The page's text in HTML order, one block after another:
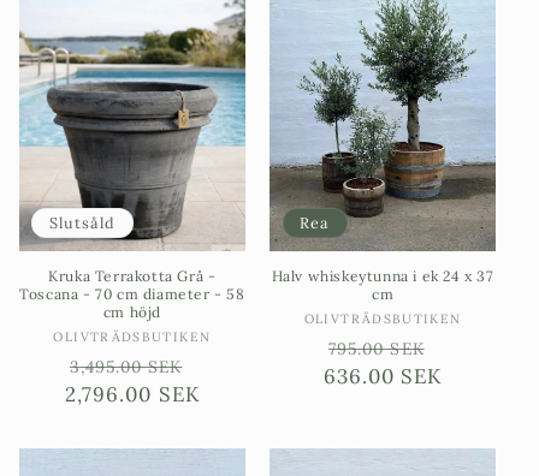
Slutsåld
Kruka Terrakotta Grå -
Toscana - 70 cm diameter - 58
cm höjd
Säljare:
OLIVTRÄDSBUTIKEN
Ordinarie
pris
3,495.00 SEK
Försäljningspris
2,796.00 SEK
Rea
Halv whiskeytunna i ek 24 x 37
cm
Säljare:
OLIVTRÄDSBUTIKEN
Ordinarie
pris
795.00 SEK
636.00 SEK